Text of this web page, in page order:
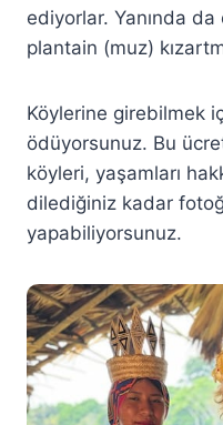
ediyorlar. Yanında
plantain (muz)
Köylerine girebilmek
ödüyorsunuz. Bu
köyleri, yaşamları
dilediğiniz kadar
yapabiliyorsunuz.